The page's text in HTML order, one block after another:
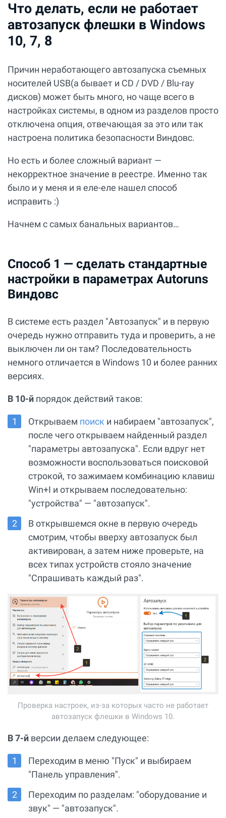
Что делать, если не работает
автозапуск флешки в Windows
10, 7, 8
Причин неработающего автозапуска съемных
носителей USB(а бывает и CD / DVD / Blu-ray
дисков) может быть много, но чаще всего в
настройках системы, в одном из разделов просто
отключена опция, отвечающая за это или так
настроена политика безопасности Виндовс.
Но есть и более сложный вариант —
некорректное значение в реестре. Именно так
было и у меня и я еле-еле нашел способ
исправить :)
Начнем с самых банальных вариантов…
Способ 1 — сделать стандартные
настройки в параметрах Autoruns
Виндовс
В системе есть раздел "Автозапуск" и в первую
очередь нужно отправить туда и проверить, а не
выключен ли он там? Последовательность
немного отличается в Windows 10 и более ранних
версиях.
В 10-й порядок действий таков:
Открываем поиск и набираем "автозапуск",
после чего открываем найденный раздел
"параметры автозапуска". Если вдруг нет
возможности воспользоваться поисковой
строкой, то зажимаем комбинацию клавиш
Win+I и открываем последовательно:
"устройства" — "автозапуск".
В открывшемся окне в первую очередь
смотрим, чтобы вверху автозапуск был
активирован, а затем ниже проверьте, на
всех типах устройств стояло значение
"Спрашивать каждый раз".
Проверка настроек, из-за которых часто не работает
автозапуск флешки в Windows 10.
В 7-й версии делаем следующее:
Переходим в меню "Пуск" и выбираем
"Панель управления".
Переходим по разделам: "оборудование и
звук" — "автозапуск".